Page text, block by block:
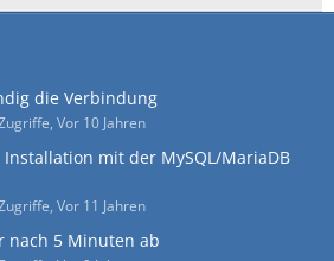
die Verbindung
Vor 10 Jahren
Installation mit der MySQL/MariaDB
Vor 11 Jahren
nach 5 Minuten ab